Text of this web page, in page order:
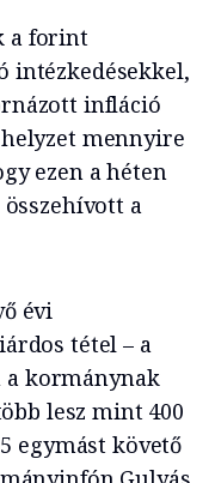
a forint
intézkedésekkel,
infláció
mennyire
ezen a héten
a
évi
tétel – a
kormánynak
lesz mint 400
egymást követő